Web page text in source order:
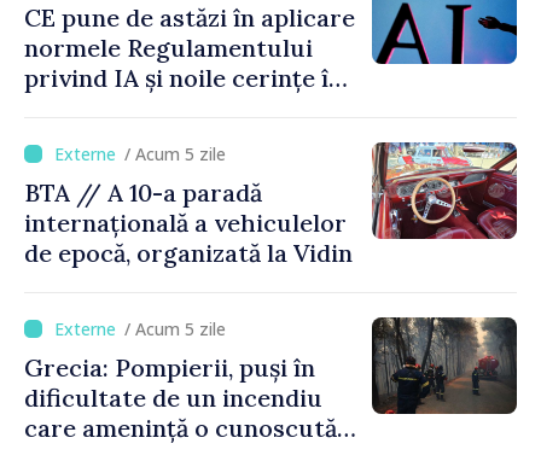
CE pune de astăzi în aplicare
normele Regulamentului
privind IA și noile cerințe în
/ Acum 5 zile
BTA // A 10-a paradă
internațională a vehiculelor
de epocă, organizată la Vidin
/ Acum 5 zile
Grecia: Pompierii, puși în
dificultate de un incendiu
care amenință o cunoscută